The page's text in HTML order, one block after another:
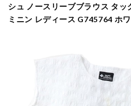
シュ ノースリーブブラウス タッ
ミニン レディース G745764 ホ